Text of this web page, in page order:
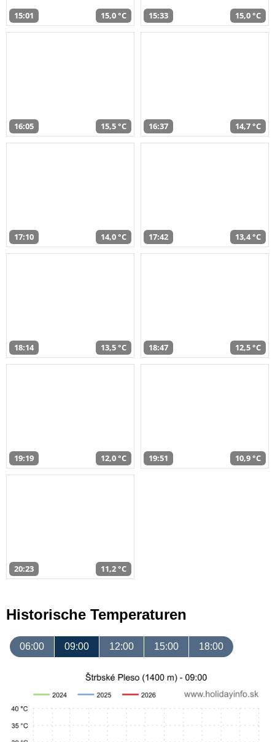
15:01 15,0 °C 15:33 15,0 °C
16:05 15,5 °C 16:37 14,7 °C
17:10 14,0 °C 17:42 13,4 °C
18:14 13,5 °C 18:47 12,5 °C
19:19 12,0 °C 19:51 10,9 °C
20:23 11,2 °C
Historische Temperaturen
06:00 09:00 12:00 15:00 18:00